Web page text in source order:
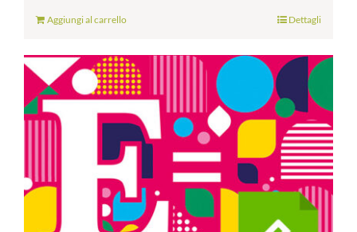
Aggiungi al carrello Dettagli